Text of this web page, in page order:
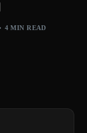
4 MIN READ